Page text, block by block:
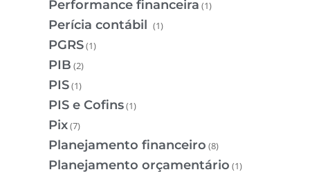
Performance financeira (1)
Perícia contábil (1)
PGRS(1)
PIB (2)
PIS(1)
PIS e Cofins(1)
Pix(7)
Planejamento financeiro (8)
Planejamento orçamentário (1)